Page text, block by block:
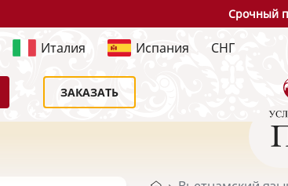
Срочный
Италия Испания СНГ
ЗАКАЗАТЬ